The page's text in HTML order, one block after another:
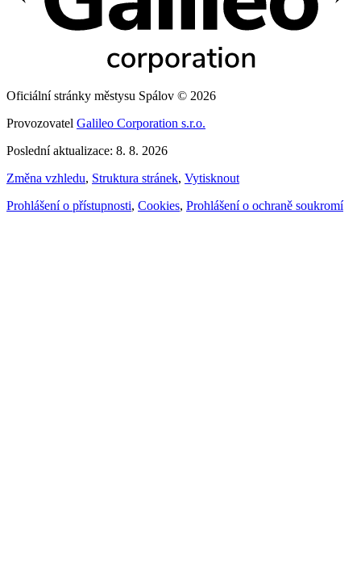
Oficiální stránky městysu Spálov © 2026
Provozovatel Galileo Corporation s.r.o.
Poslední aktualizace: 8. 8. 2026
Změna vzhledu, Struktura stránek, Vytisknout
Prohlášení o přístupnosti, Cookies, Prohlášení o ochraně soukromí